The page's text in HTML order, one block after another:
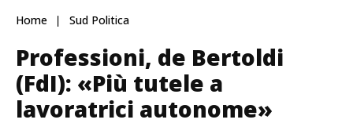
Home Sud Politica
Professioni, de Bertoldi
(FdI): «Più tutele a
lavoratrici autonome»